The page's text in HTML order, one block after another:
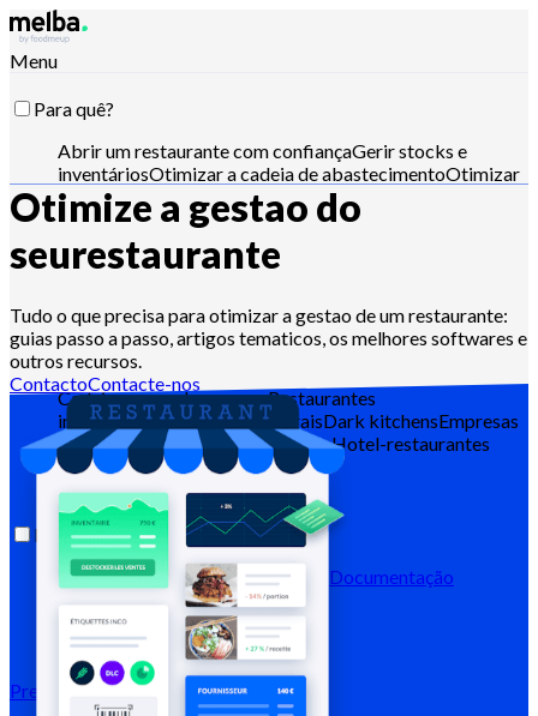
Menu
Para quê?
Abrir um restaurante com confiançaGerir stocks e
inventáriosOtimizar a cadeia de abastecimentoOtimizar
a engenharia de menusReduzir o food cost
produção alimentarCumprir os requisitos HACCP
orçamentos e analisar vendas
ChatGPT ou API
Para quem?
Cadeias e grandes gruposRestaurantes
independentes Cozinhas centraisDark kitchensEmpresas
de catering
Padeiros e pasteleirosHotel-restaurantes
Recursos
BlogCentro de ajudaNewsletters
Documentação
Documentação MCP
Preços
Otimize a gestao do
seurestaurante
Tudo o que precisa para otimizar a gestao de um restaurante:
guias passo a passo, artigos tematicos, os melhores softwares e
outros recursos.
ContactoContacte-nos